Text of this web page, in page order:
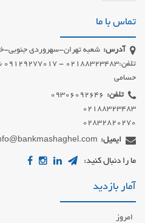
تماس با ما
آدرس:
حسامی
تلفن:
02832820270
ایمیل:
ما را دنبال کنید:
آمار بازدید
امروز